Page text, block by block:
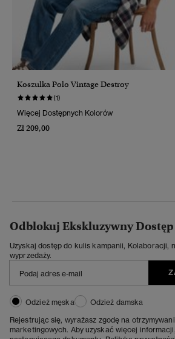
Koszulka Polo Vintage Destroy
(1)
Więcej Dostępnych Kolorów
Zł 209,00
Odblokuj Ekskluzywny Dostęp
Uzyskaj dostęp do kulis kampanii, Kolaboracji,
wyprzedaży.
Odzież męska
Odzież damska
Rejestrując się, wyrażasz zgodę na
marketingowych. Aby uzyskać więcej